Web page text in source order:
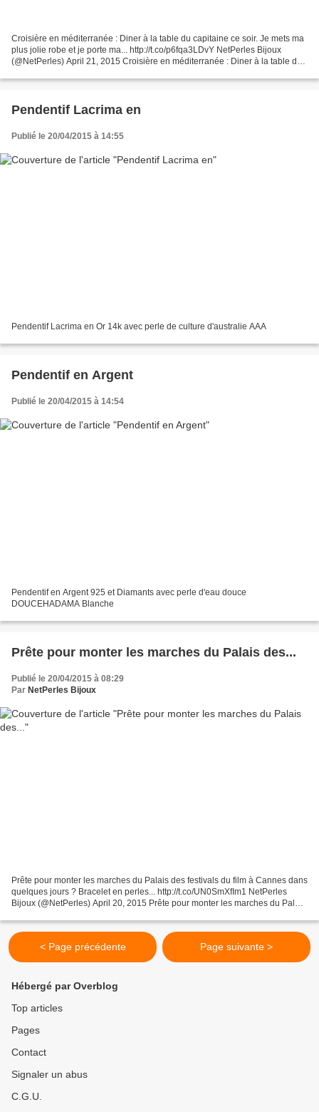
Croisière en méditerranée : Diner à la table du capitaine ce soir. Je mets ma
plus jolie robe et je porte ma... http://t.co/p6fqa3LDvY NetPerles Bijoux
(@NetPerles) April 21, 2015 Croisière en méditerranée : Diner à la table du
Pendentif Lacrima en
Publié le 20/04/2015 à 14:55
Pendentif Lacrima en Or 14k avec perle de culture d'australie AAA
Pendentif en Argent
Publié le 20/04/2015 à 14:54
Pendentif en Argent 925 et Diamants avec perle d'eau douce
DOUCEHADAMA Blanche
Prête pour monter les marches du Palais des...
Publié le 20/04/2015 à 08:29
Par NetPerles Bijoux
Prête pour monter les marches du Palais des festivals du film à Cannes dans
quelques jours ? Bracelet en perles... http://t.co/UN0SmXfIm1 NetPerles
Bijoux (@NetPerles) April 20, 2015 Prête pour monter les marches du Palais
< Page précédente Page suivante >
Hébergé par Overblog
Top articles
Pages
Contact
Signaler un abus
C.G.U.